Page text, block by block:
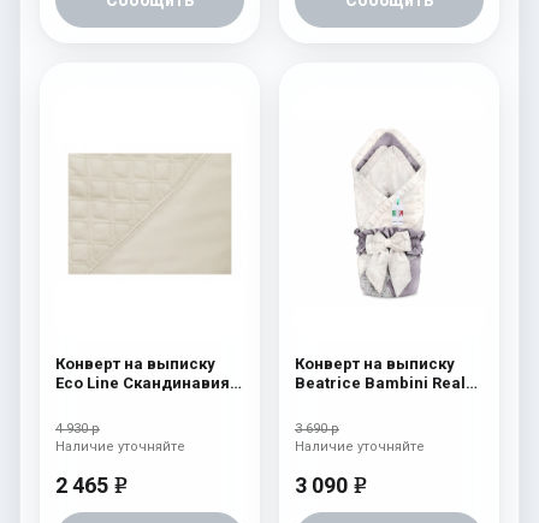
Конверт на выписку
Eco Line Скандинавия
4 930 р
2 465 e
Наличие уточняйте
Конверт на выписку
Beatrice Bambini Reale
3 690 р
3 090 e
Наличие уточняйте